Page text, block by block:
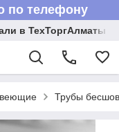
по телефону
в ТехТоргАлматы
Трубы